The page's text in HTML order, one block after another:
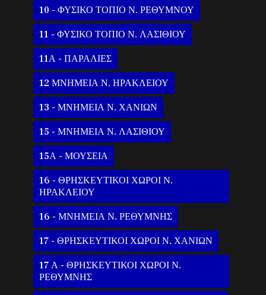
10 - ΦΥΣΙΚΟ ΤΟΠΙΟ Ν. ΡΕΘΥΜΝΟΥ
11 - ΦΥΣΙΚΟ ΤΟΠΙΟ Ν. ΛΑΣΙΘΙΟΥ
11Α - ΠΑΡΑΛΙΕΣ
12 ΜΝΗΜΕΙΑ Ν. ΗΡΑΚΛΕΙΟΥ
13 - ΜΝΗΜΕΙΑ Ν. ΧΑΝΙΩΝ
15 - ΜΝΗΜΕΙΑ Ν. ΛΑΣΙΘΙΟΥ
15Α - ΜΟΥΣΕΙΑ
16 - ΘΡΗΣΚΕΥΤΙΚΟΙ ΧΩΡΟΙ Ν.
ΗΡΑΚΛΕΙΟΥ
16 - ΜΝΗΜΕΙΑ Ν. ΡΕΘΥΜΝΗΣ
17 - ΘΡΗΣΚΕΥΤΙΚΟΙ ΧΩΡΟΙ Ν. ΧΑΝΙΩΝ
17 Α - ΘΡΗΣΚΕΥΤΙΚΟΙ ΧΩΡΟΙ Ν.
ΡΕΘΥΜΝΗΣ